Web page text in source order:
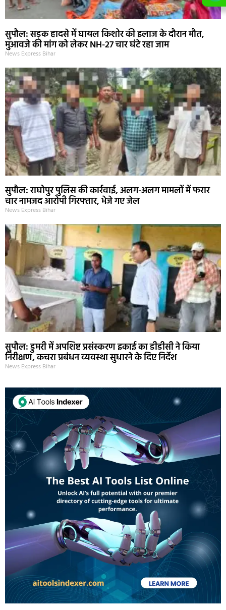
सुपौल: सड़क हादसे में घायल किशोर की इलाज के दौरान मौत,
मुआवजे की मांग को लेकर NH-27 चार घंटे रहा जाम
News Express Bihar
सुपौल: राघोपुर पुलिस की कार्रवाई, अलग-अलग मामलों में फरार
चार नामजद आरोपी गिरफ्तार, भेजे गए जेल
News Express Bihar
सुपौल: डुमरी में अपशिष्ट प्रसंस्करण इकाई का डीडीसी ने किया
निरीक्षण, कचरा प्रबंधन व्यवस्था सुधारने के दिए निर्देश
News Express Bihar